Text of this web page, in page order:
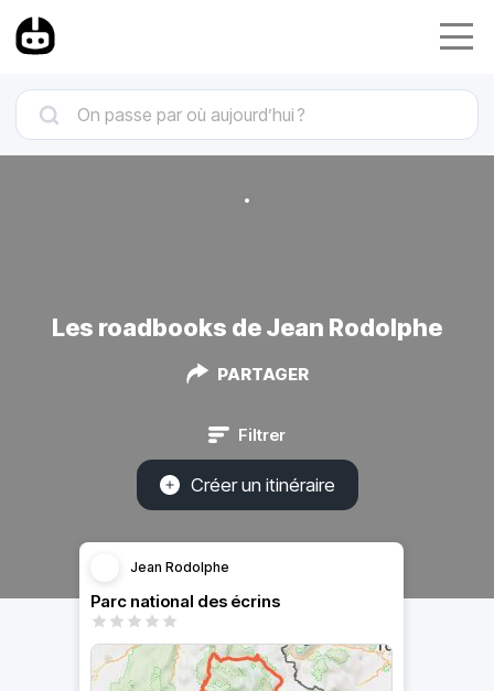
Les roadbooks de Jean Rodolphe
PARTAGER
Filtrer
Créer un itinéraire
Jean Rodolphe
Parc national des écrins